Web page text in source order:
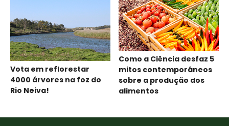
Vota em reflorestar
4000 árvores na foz do
Rio Neiva!
Como a Ciência desfaz 5
mitos contemporâneos
sobre a produção dos
alimentos